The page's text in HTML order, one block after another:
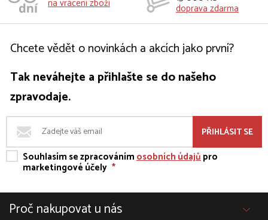
na vrácení zboží doprava zdarma
Chcete vědět o novinkách a akcích jako první?
Tak neváhejte a přihlašte se do našeho
zpravodaje.
PŘIHLÁSIT SE
Souhlasím se zpracovánímosobních údajůpro
marketingové účely *
Proč nakupovat u nás